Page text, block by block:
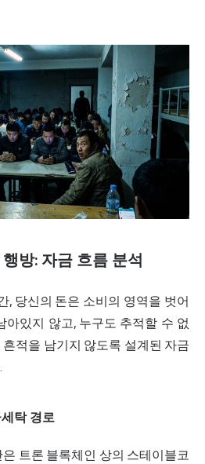
방: 자금 흐름 분석
, 당신의 돈은 소비의 영역을 벗어
아있지 않고, 누구도 추적할 수 없
적을 남기지 않도록 설계된 자금
탁 경로
트론 블록체인 상의 스테이블코